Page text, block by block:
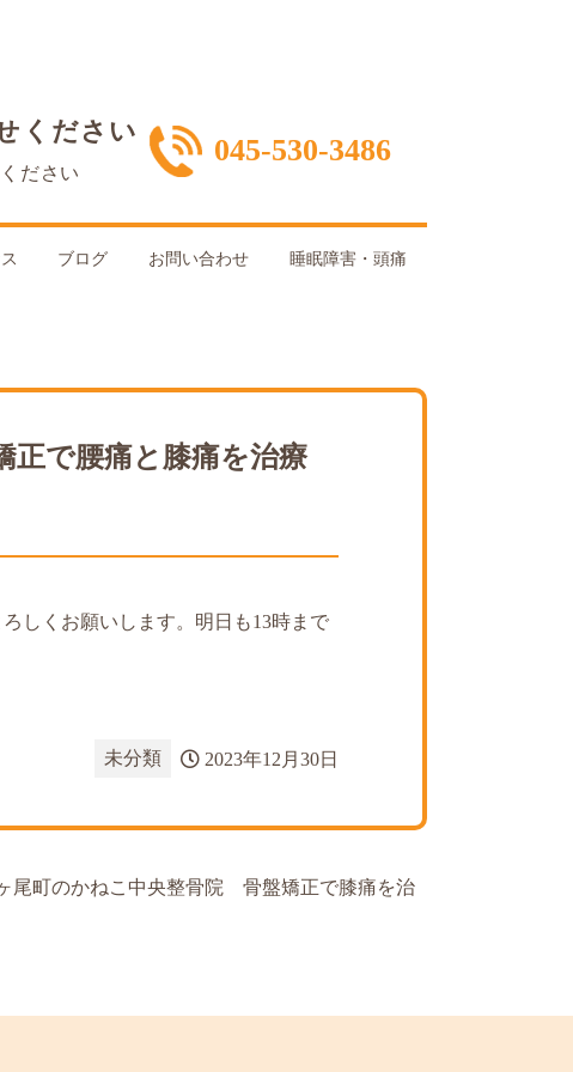
ください
ださい
045-530-3486
ブログ お問い合わせ 睡眠障害・頭痛
正で腰痛と膝痛を治療
しくお願いします。明日も13時まで
未分類 2023年12月30日
尾町のかねこ中央整骨院 骨盤矯正で膝痛を治